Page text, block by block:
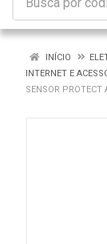
INÍCIO
INTERNET E
SENSOR PROTECT